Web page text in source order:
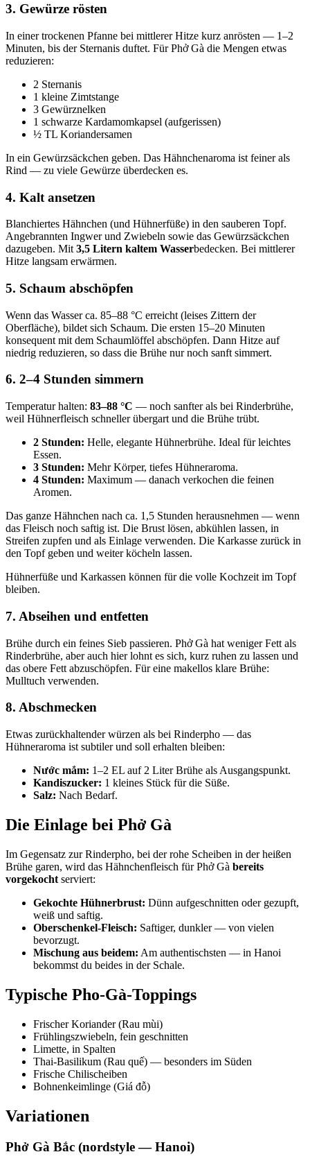
3. Gewürze rösten
In einer trockenen Pfanne bei mittlerer Hitze kurz anrösten — 1–2
Minuten, bis der Sternanis duftet. Für Phở Gà die Mengen etwas
reduzieren:
2 Sternanis
1 kleine Zimtstange
3 Gewürznelken
1 schwarze Kardamomkapsel (aufgerissen)
½ TL Koriandersamen
In ein Gewürzsäckchen geben. Das Hähnchenaroma ist feiner als
Rind — zu viele Gewürze überdecken es.
4. Kalt ansetzen
Blanchiertes Hähnchen (und Hühnerfüße) in den sauberen Topf.
Angebrannten Ingwer und Zwiebeln sowie das Gewürzsäckchen
dazugeben. Mit 3,5 Litern kaltem Wasserbedecken. Bei mittlerer
Hitze langsam erwärmen.
5. Schaum abschöpfen
Wenn das Wasser ca. 85–88 °C erreicht (leises Zittern der
Oberfläche), bildet sich Schaum. Die ersten 15–20 Minuten
konsequent mit dem Schaumlöffel abschöpfen. Dann Hitze auf
niedrig reduzieren, so dass die Brühe nur noch sanft simmert.
6. 2–4 Stunden simmern
Temperatur halten: 83–88 °C — noch sanfter als bei Rinderbrühe,
weil Hühnerfleisch schneller übergart und die Brühe trübt.
2 Stunden: Helle, elegante Hühnerbrühe. Ideal für leichtes
Essen.
3 Stunden: Mehr Körper, tiefes Hühneraroma.
4 Stunden: Maximum — danach verkochen die feinen
Aromen.
Das ganze Hähnchen nach ca. 1,5 Stunden herausnehmen — wenn
das Fleisch noch saftig ist. Die Brust lösen, abkühlen lassen, in
Streifen zupfen und als Einlage verwenden. Die Karkasse zurück in
den Topf geben und weiter köcheln lassen.
Hühnerfüße und Karkassen können für die volle Kochzeit im Topf
bleiben.
7. Abseihen und entfetten
Brühe durch ein feines Sieb passieren. Phở Gà hat weniger Fett als
Rinderbrühe, aber auch hier lohnt es sich, kurz ruhen zu lassen und
das obere Fett abzuschöpfen. Für eine makellos klare Brühe:
Mulltuch verwenden.
8. Abschmecken
Etwas zurückhaltender würzen als bei Rinderpho — das
Hühneraroma ist subtiler und soll erhalten bleiben:
Nước mắm: 1–2 EL auf 2 Liter Brühe als Ausgangspunkt.
Kandiszucker: 1 kleines Stück für die Süße.
Salz: Nach Bedarf.
Die Einlage bei Phở Gà
Im Gegensatz zur Rinderpho, bei der rohe Scheiben in der heißen
Brühe garen, wird das Hähnchenfleisch für Phở Gà bereits
vorgekocht serviert:
Gekochte Hühnerbrust: Dünn aufgeschnitten oder gezupft,
weiß und saftig.
Oberschenkel-Fleisch: Saftiger, dunkler — von vielen
bevorzugt.
Mischung aus beidem: Am authentischsten — in Hanoi
bekommst du beides in der Schale.
Typische Pho-Gà-Toppings
Frischer Koriander (Rau mùi)
Frühlingszwiebeln, fein geschnitten
Limette, in Spalten
Thai-Basilikum (Rau quế) — besonders im Süden
Frische Chilischeiben
Bohnenkeimlinge (Giá đỗ)
Variationen
Phở Gà Bắc (nordstyle — Hanoi)